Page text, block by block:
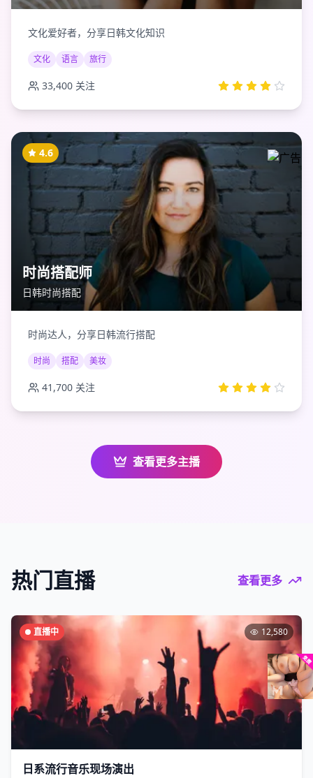
文化爱好者，分享日韩文化知识
文化 语言 旅行
33,400 关注
4.6
时尚搭配师
日韩时尚搭配
时尚达人，分享日韩流行搭配
时尚 搭配 美妆
41,700 关注
查看更多主播
热门直播 查看更多
直播中 12,580
日系流行音乐现场演出